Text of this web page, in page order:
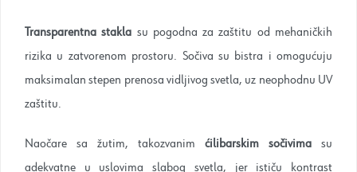
Transparentna stakla su pogodna za zaštitu od mehaničkih
rizika u zatvorenom prostoru. Sočiva su bistra i omogućuju
maksimalan stepen prenosa vidljivog svetla, uz neophodnu UV
zaštitu.
Naočare sa žutim, takozvanim ćilibarskim sočivima su
adekvatne u uslovima slabog svetla, jer ističu kontrast